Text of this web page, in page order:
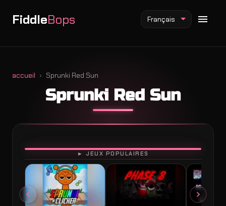
FiddleBops
Mod Fiddlebops
Mod Incredibox
Mod Sprunki
Français
accueil Sprunki Red Sun
Sprunki Red Sun
► JEUX POPULAIRES
JOUER